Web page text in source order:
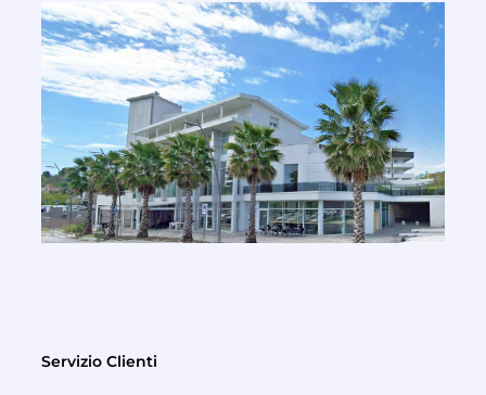
Servizio Clienti